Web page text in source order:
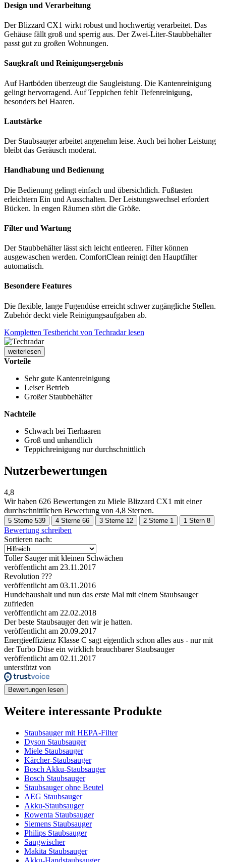
Design und Verarbeitung
Der Blizzard CX1 wirkt robust und hochwertig verarbeitet. Das
Gehäuse fällt groß und sperrig aus. Der Zwei-Liter-Staubbehälter
passt gut zu großen Wohnungen.
Saugkraft und Reinigungsergebnis
Auf Hartböden überzeugt die Saugleistung. Die Kantenreinigung
gelingt hervorragend. Auf Teppichen fehlt Tiefenreinigung,
besonders bei Haaren.
Lautstärke
Der Staubsauger arbeitet angenehm leise. Auch bei hoher Leistung
bleibt das Geräusch moderat.
Handhabung und Bedienung
Die Bedienung gelingt einfach und übersichtlich. Fußtasten
erleichtern Ein und Ausschalten. Der Leistungswechsel erfordert
Bücken. In engen Räumen stört die Größe.
Filter und Wartung
Der Staubbehälter lässt sich leicht entleeren. Filter können
ausgewaschen werden. ComfortClean reinigt den Hauptfilter
automatisch.
Besondere Features
Die flexible, lange Fugendüse erreicht schwer zugängliche Stellen.
Zubehör deckt viele Reinigungsaufgaben ab.
Kompletten Testbericht von Techradar lesen
weiterlesen
Vorteile
Sehr gute Kantenreinigung
Leiser Betrieb
Großer Staubbehälter
Nachteile
Schwach bei Tierhaaren
Groß und unhandlich
Teppichreinigung nur durchschnittlich
Nutzerbewertungen
4,8
Wir haben 626 Bewertungen zu Miele Blizzard CX1 mit einer
durchschnittlichen Bewertung von 4,8 Sternen.
5 Sterne 539 4 Sterne 66 3 Sterne 12 2 Sterne 1 1 Stern 8
Bewertung schreiben
Sortieren nach:
Toller Sauger mit kleinen Schwächen
veröffentlicht am 23.11.2017
Revolution ???
veröffentlicht am 03.11.2016
Hundehaushalt und nun das erste Mal mit einem Staubsauger
zufrieden
veröffentlicht am 22.02.2018
Der beste Staubsauger den wir je hatten.
veröffentlicht am 20.09.2017
Energieeffizienz Klasse C sagt eigentlich schon alles aus - nur mit
der Turbo Düse ein wirklich brauchbarer Staubsauger
veröffentlicht am 02.11.2017
unterstützt von
Bewertungen lesen
Weitere interessante Produkte
Staubsauger mit HEPA-Filter
Dyson Staubsauger
Miele Staubsauger
Kärcher-Staubsauger
Bosch Akku-Staubsauger
Bosch Staubsauger
Staubsauger ohne Beutel
AEG Staubsauger
Akku-Staubsauger
Rowenta Staubsauger
Siemens Staubsauger
Philips Staubsauger
Saugwischer
Makita Staubsauger